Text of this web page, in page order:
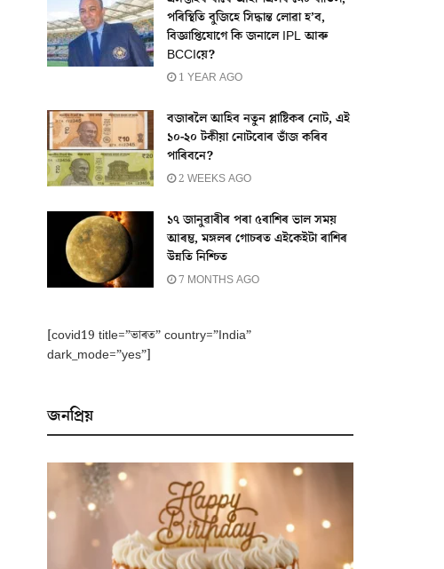
পৰিস্থিতি বুজিহে সিদ্ধান্ত লোৱা হ’ব,
বিজ্ঞাপ্তিযোগে কি জনালে IPL আৰু
BCCIয়ে?
1 YEAR AGO
বজাৰলৈ আহিব নতুন প্লাষ্টিকৰ নোট, এই
১০-২০ টকীয়া নোটবোৰ ভাঁজ কৰিব
পাৰিবনে?
2 WEEKS AGO
১৭ জানুৱাৰীৰ পৰা ৫ৰাশিৰ ভাল সময়
আৰম্ভ, মঙ্গলৰ গোচৰত এইকেইটা ৰাশিৰ
উন্নতি নিশ্চিত
7 MONTHS AGO
[covid19 title=”ভাৰত” country=”India”
dark_mode=”yes”]
জনপ্ৰিয়